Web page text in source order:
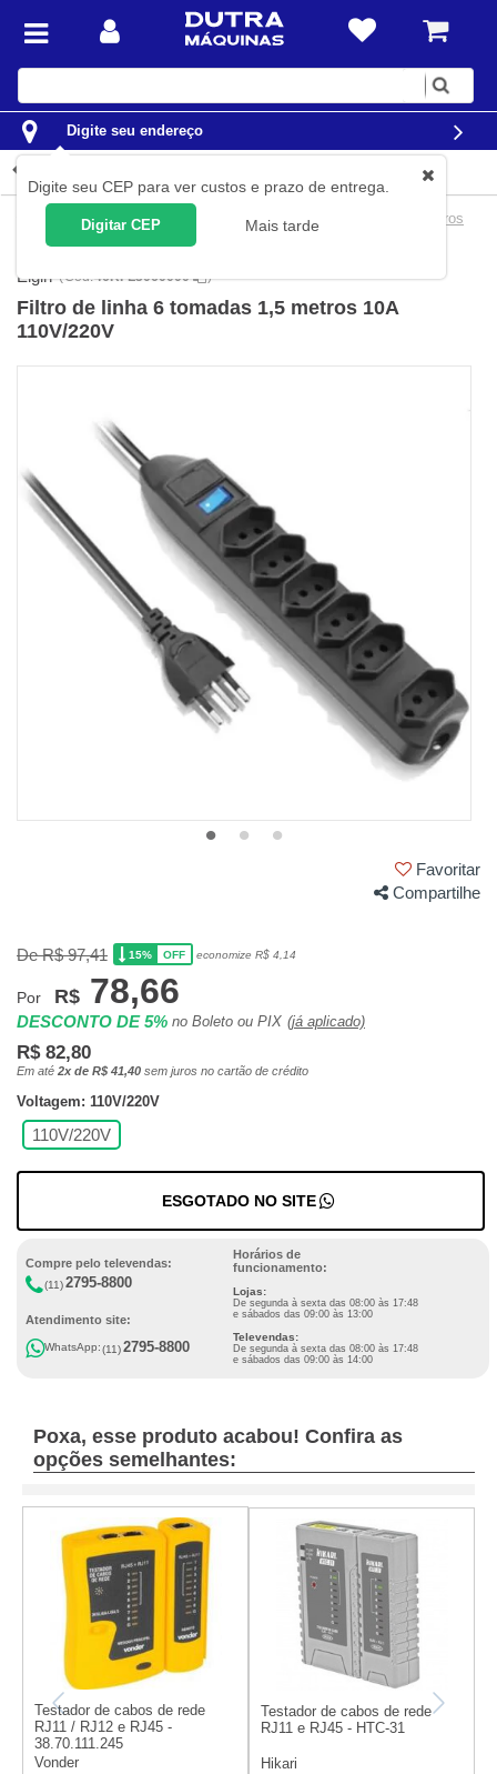
Digite
Digite seu endereço
Digite seu CEP para ver custos e prazo de entrega.
Digitar CEP Mais tarde
Materiais Elétricos Extensões e Filtros de linha
Filtros
Elgin (Cód.46RFL3060000 )
Filtro de linha 6 tomadas 1,5 metros 10A
110V/220V
Favoritar
Compartilhe
De R$ 97,41 15% OFF economize R$ 4,14
Por R$ 78,66
DESCONTO DE 5% no Boleto ou PIX (já aplicado)
R$ 82,80
Em até 2x de R$ 41,40 sem juros no cartão de crédito
Voltagem: 110V/220V
110V/220V
ESGOTADO NO SITE
Compre pelo televendas:
(11)2795-8800
Atendimento site:
WhatsApp:(11)2795-8800
Horários de
funcionamento:
Lojas:
De segunda à sexta das 08:00 às 17:48
e sábados das 09:00 às 13:00
Televendas:
De segunda à sexta das 08:00 às 17:48
e sábados das 09:00 às 14:00
Poxa, esse produto acabou! Confira as
opções semelhantes:
Testador de cabos de rede
RJ11 / RJ12 e RJ45 -
38.70.111.245
Vonder
Testador de cabos de rede
RJ11 e RJ45 - HTC-31
Hikari